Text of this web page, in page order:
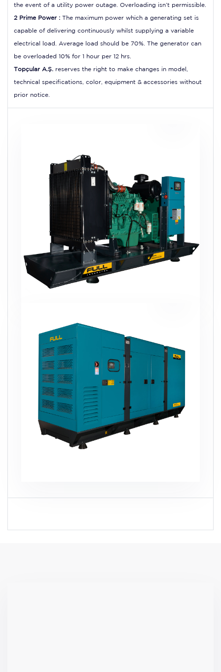
the event of a utility power outage. Overloading isn’t permissible.
2 Prime Power : The maximum power which a generating set is
capable of delivering continuously whilst supplying a variable
electrical load. Average load should be 70%. The generator can
be overloaded 10% for 1 hour per 12 hrs.
Topçular A.Ş. reserves the right to make changes in model,
technical specifications, color, equipment & accessories without
prior notice.